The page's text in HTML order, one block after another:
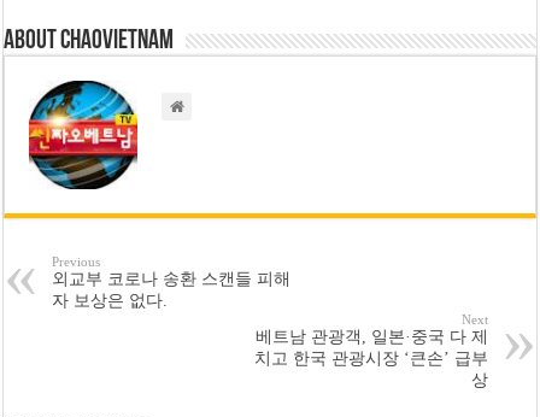
About chaovietnam
Previous
외교부 코로나 송환 스캔들 피해
자 보상은 없다.
Next
베트남 관광객, 일본·중국 다 제
치고 한국 관광시장 ‘큰손’ 급부
상